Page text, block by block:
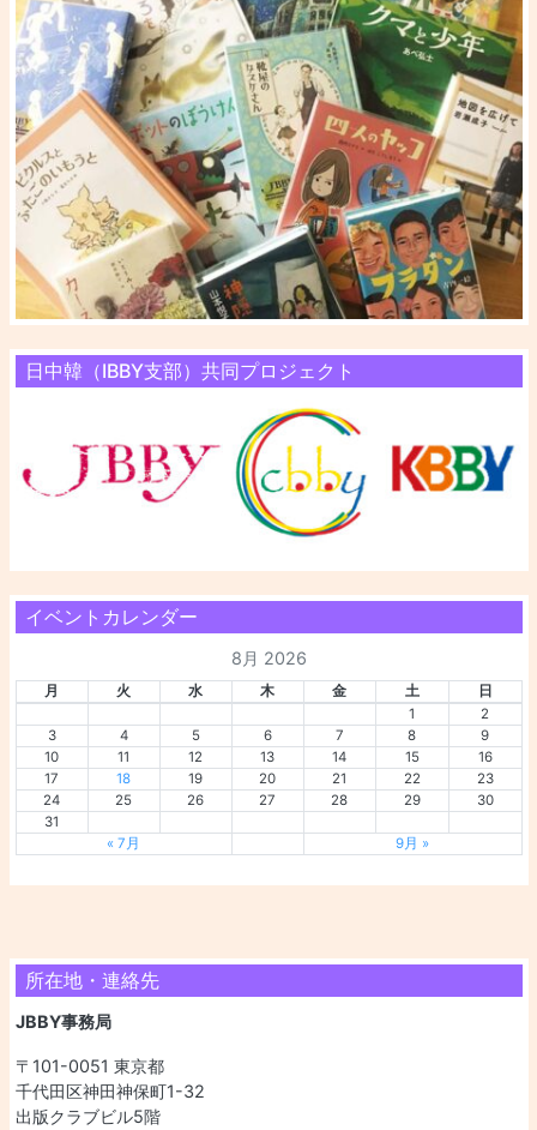
日中韓（IBBY支部）共同プロジェクト
イベントカレンダー
8月 2026
月 火 水 木 金 土
日
1
2
3
4 5 6 7 8
9
10
11 12 13 14 15
16
17
18 19 20 21 22
23
24
25 26 27 28 29
30
31
« 7月
9月 »
所在地・連絡先
JBBY事務局
〒101-0051 東京都
千代田区神田神保町1-32
出版クラブビル5階